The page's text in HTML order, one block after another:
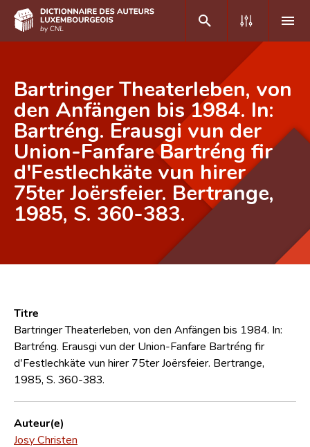
DE FR
Accueil
Auteur(e)s A-Z
Recherche avancée
Foire aux questions
Équipe scientifique
Bartringer Theaterleben, von
den Anfängen bis 1984. In:
Bartréng. Erausgi vun der
Union-Fanfare Bartréng fir
d'Festlechkäte vun hirer
75ter Joërsfeier. Bertrange,
1985, S. 360-383.
Titre
Bartringer Theaterleben, von den Anfängen bis 1984. In:
Bartréng. Erausgi vun der Union-Fanfare Bartréng fir
d'Festlechkäte vun hirer 75ter Joërsfeier. Bertrange,
1985, S. 360-383.
Auteur(e)
Josy Christen